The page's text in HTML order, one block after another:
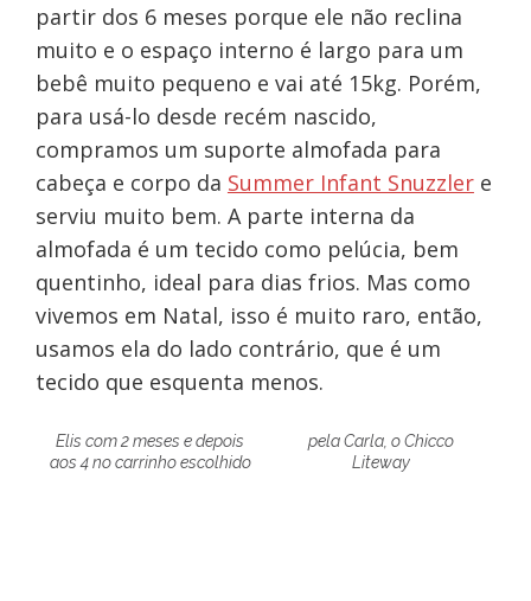
partir dos 6 meses porque ele não reclina
muito e o espaço interno é largo para um
bebê muito pequeno e vai até 15kg. Porém,
para usá-lo desde recém nascido,
compramos um suporte almofada para
cabeça e corpo da Summer Infant Snuzzlere
serviu muito bem. A parte interna da
almofada é um tecido como pelúcia, bem
quentinho, ideal para dias frios. Mas como
vivemos em Natal, isso é muito raro, então,
usamos ela do lado contrário, que é um
tecido que esquenta menos.
Elis com 2 meses e depois
aos 4 no carrinho escolhido
pela Carla, o Chicco
Liteway